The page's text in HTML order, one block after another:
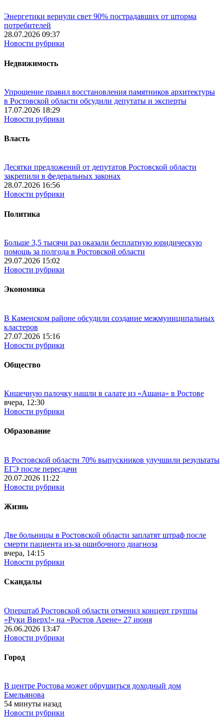
Энергетики вернули свет 90% пострадавших от шторма
потребителей
28.07.2026 09:37
Новости рубрики
Недвижимость
Упрощение правил восстановления памятников архитектуры
в Ростовской области обсудили депутаты и эксперты
17.07.2026 18:29
Новости рубрики
Власть
Десятки предложений от депутатов Ростовской области
закрепили в федеральных законах
28.07.2026 16:56
Новости рубрики
Политика
Больше 3,5 тысячи раз оказали бесплатную юридическую
помощь за полгода в Ростовской области
29.07.2026 15:02
Новости рубрики
Экономика
В Каменском районе обсудили создание межмуниципальных
кластеров
27.07.2026 15:16
Новости рубрики
Общество
Кишечную палочку нашли в салате из «Ашана» в Ростове
вчера, 12:30
Новости рубрики
Образование
В Ростовской области 70% выпускников улучшили результаты
ЕГЭ после пересдачи
20.07.2026 11:22
Новости рубрики
Жизнь
Две больницы в Ростовской области заплатят штраф после
смерти пациента из-за ошибочного диагноза
вчера, 14:15
Новости рубрики
Скандалы
Оперштаб Ростовской области отменил концерт группы
«Руки Вверх!» на «Ростов Арене» 27 июня
26.06.2026 13:47
Новости рубрики
Город
В центре Ростова может обрушиться доходный дом
Емельянова
54 минуты назад
Новости рубрики